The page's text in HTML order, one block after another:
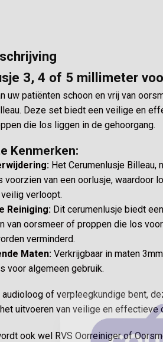
3, 4 of 5 millimeter
uw patiënten schoon en vrij van
Deze set biedt een veilige en
die los liggen in de gehoorgang.
Kenmerken:
Het Cerumenlusje Billeau,
voorzien van een oorlusje, waardoor
verloopt.
Reiniging: Dit cerumenlusje biedt
van oorsmeer of proppen die los
verminderd.
Maten: Verkrijgbaar in maten
voor algemeen gebruik.
audioloog of verpleegkundige bent,
uitvoeren van veilige en effectieve
ook wel RVS Oorreiniger of